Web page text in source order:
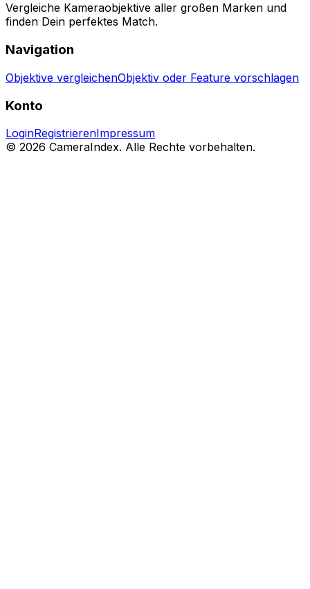
Vergleiche Kameraobjektive aller großen Marken und
finden Dein perfektes Match.
Navigation
Objektive vergleichenObjektiv oder Feature vorschlagen
Konto
LoginRegistrierenImpressum
© 2026 CameraIndex. Alle Rechte vorbehalten.